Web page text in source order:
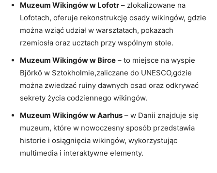
Muzeum Wikingów w Lofotr – zlokalizowane na
Lofotach, oferuje rekonstrukcję osady wikingów, gdzie
można wziąć udział w warsztatach, pokazach
rzemiosła oraz ucztach przy wspólnym stole.
Muzeum Wikingów w Birce – to miejsce na wyspie
Björkö w Sztokholmie,zaliczane do UNESCO,gdzie
można zwiedzać ruiny dawnych osad oraz odkrywać
sekrety życia codziennego wikingów.
Muzeum Wikingów w Aarhus – w Danii znajduje się
muzeum, które w nowoczesny sposób przedstawia
historie i osiągnięcia wikingów, wykorzystując
multimedia i interaktywne elementy.